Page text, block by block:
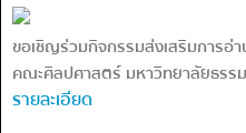
ขอเชิญร่วมกิจกรรมส่งเสริมการอ่
คณะศิลปศาสตร์ มหาวิทยาลัยธรร
รายละเอียด